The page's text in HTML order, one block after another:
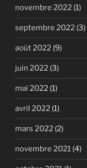
novembre 2022 (1)
septembre 2022 (3)
août 2022 (9)
juin 2022 (3)
mai 2022 (1)
avril 2022 (1)
mars 2022 (2)
novembre 2021 (4)